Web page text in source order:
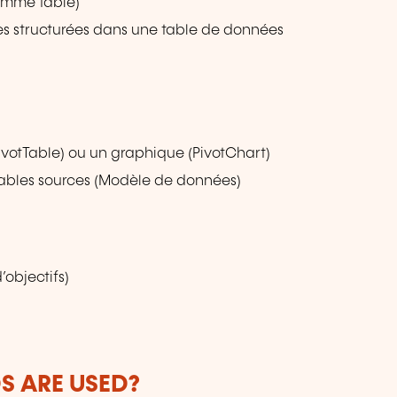
structurées dans une table de données
ou un graphique (PivotChart)
sources (Modèle de données)
ARE USED?